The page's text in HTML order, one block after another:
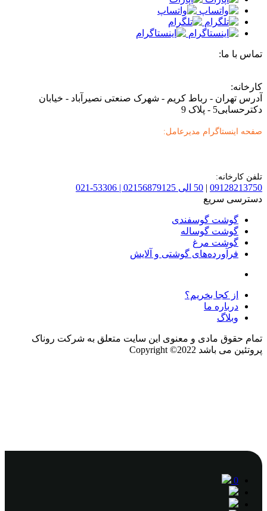
تماس با ما:
کارخانه:
آدرس تهران - رباط کریم - شهرک صنعتی نصیرآباد - خیابان
دکترحسابی5 - پلاک 9
صفحه اینستاگرام مدیرعامل:
تلفن کارخانه:
09128213750
| 50 الی 02156879125 | 53306-021
دسترسی سریع
گوشت گوسفندی
گوشت گوساله
گوشت مرغ
فرآورده‌های گوشتی و آلایش
از کجا بخریم؟
درباره ما
وبلاگ
تمام حقوق مادی و معنوی این سایت متعلق به شرکت روناک
پروتئین می باشد Copyright ©2022
0